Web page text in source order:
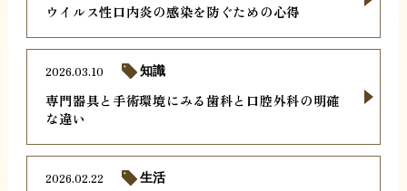
ウイルス性口内炎の感染を防ぐための心得
専門器具と手術環境にみる歯科と口腔外科の明確
な違い
2026.03.10 知識
2026.02.22 生活